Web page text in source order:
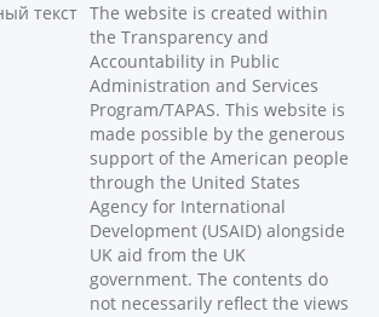
The website is created within
the Transparency and
Accountability in Public
Administration and Services
Program/TAPAS. This website is
made possible by the generous
support of the American people
through the United States
Agency for International
Development (USAID) alongside
UK aid from the UK
government. The contents do
not necessarily reflect the views